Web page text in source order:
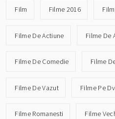
Film Filme 2016
Filme De Actiune Filme De
Filme De Comedie Filme
Filme De Vazut Filme Pe
Filme Romanesti Filme